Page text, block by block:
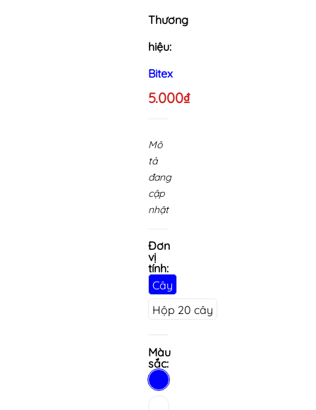
Thương
hiệu:
Bitex
5.000₫
Mô
tả
đang
cập
nhật
Đơn
vị
tính:
Cây
Hộp 20 cây
Màu
sắc: